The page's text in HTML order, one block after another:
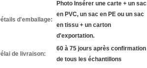
d'emballage:
Photo Insérer une carte + un sac
en PVC, un sac en PE ou un sac
en tissu + un carton
d'exportation.
de livraison:
60 à 75 jours après confirmation
de tous les échantillons